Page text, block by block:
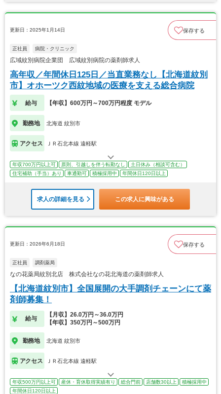
更新日：2025年1月14日 保存する
正社員 病院・クリニック
広域紋別病院企業団 広域紋別病院の薬剤師求人
高年収／年間休日125日／当直業務なし【北海道紋別
市】オホーツク西紋地域の医療を支える総合病院
給与 【年収】600万円～700万円程度 モデル
勤務地 北海道 紋別市
アクセス ＪＲ石北本線 遠軽駅
年収700万円以上可 原則、引越しを伴う転勤なし
土日休み（相談可含む）
住宅補助（手当）あり
車通勤可 積極採用中 年間休日120日以上
求人の詳細を見る この求人に興味がある
更新日：2026年6月18日 保存する
正社員 調剤薬局
なの花薬局紋別北店 株式会社なの花北海道の薬剤師求人
【北海道紋別市】全国展開の大手調剤チェーンにて薬
剤師募集！
給与
【月収】26.0万円～36.0万円
【年収】350万円～500万円
勤務地 北海道 紋別市
アクセス ＪＲ石北本線 遠軽駅
年収500万円以上可 産休・育休取得実績有り 総合門前 店舗数30以上
積極採用中
年間休日120日以上